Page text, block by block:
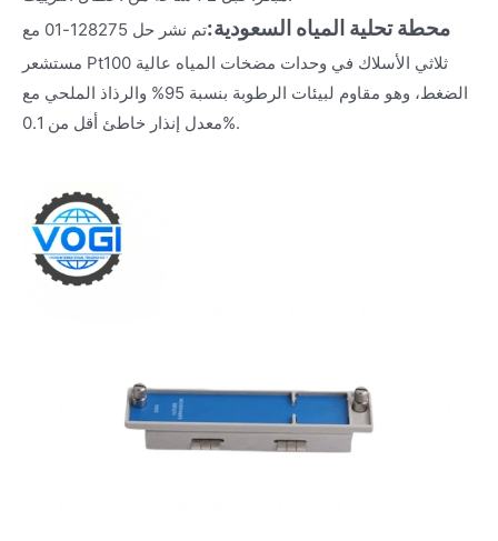
محطة تحلية المياه السعودية:
تم نشر حل 128275-01 مع
مستشعر Pt100 ثلاثي الأسلاك في وحدات مضخات المياه عالية
الضغط، وهو مقاوم لبيئات الرطوبة بنسبة 95% والرذاذ الملحي مع
معدل إنذار خاطئ أقل من 0.1%.